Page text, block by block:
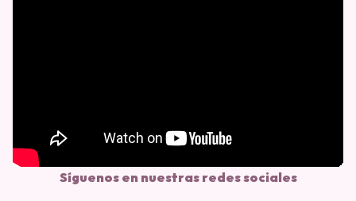
Síguenos en nuestras redes sociales